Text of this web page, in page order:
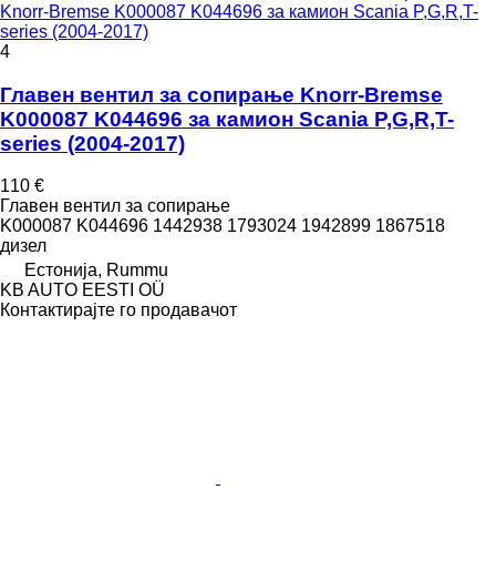
Knorr-Bremse K000087 K044696 за камион Scania P,G,R,T-
series (2004-2017)
4
Главен вентил за сопирање Knorr-Bremse
K000087 K044696 за камион Scania P,G,R,T-
series (2004-2017)
110 €
Главен вентил за сопирање
K000087 K044696 1442938 1793024 1942899 1867518
дизел
Естонија, Rummu
KB AUTO EESTI OÜ
Контактирајте го продавачот